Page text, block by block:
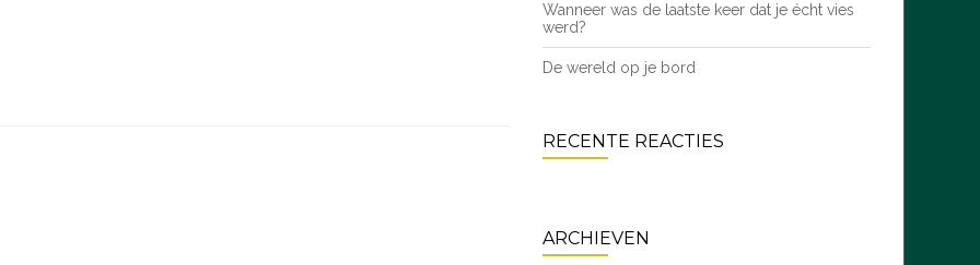
Wanneer was de laatste keer dat je écht vies
werd?
De wereld op je bord
RECENTE REACTIES
ARCHIEVEN